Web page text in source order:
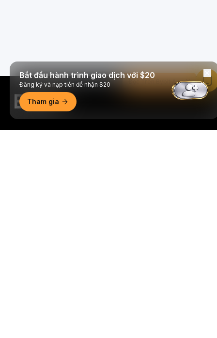
Bắt đầu hành trình giao dịch với $20
Đăng ký và nạp tiền để nhận $20
Tham gia
Đọc Trên Bybit App